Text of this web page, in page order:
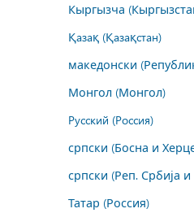
Кыргызча
Қазақ (Қазақстан)
македонски
Монгол (Монгол)
Русский (Россия)
српски (Босна и
српски (Реп. Србија
Татар (Россия)